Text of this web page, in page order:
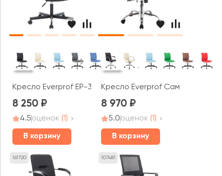
Кресло Everprof EP-300
8 250
4.5оценок (1)
В корзину
Кресло Everprof Самба Т /
8 970
5.0оценок (1)
В корзину
161720 107481